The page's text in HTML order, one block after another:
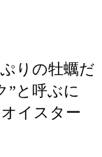
りの牡蠣だ
”と呼ぶに
イスター